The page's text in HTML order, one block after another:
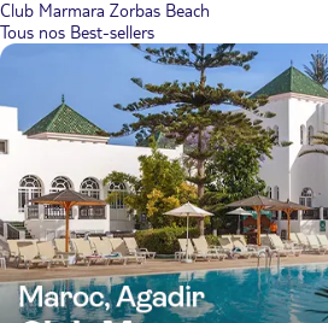
Club Marmara Zorbas Beach
Tous nos Best-sellers